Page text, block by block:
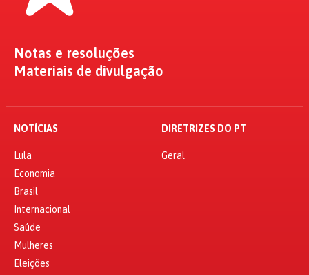
Notas e resoluções
Materiais de divulgação
NOTÍCIAS
Lula
Economia
Brasil
Internacional
Saúde
Mulheres
Eleições
DIRETRIZES DO PT
Geral